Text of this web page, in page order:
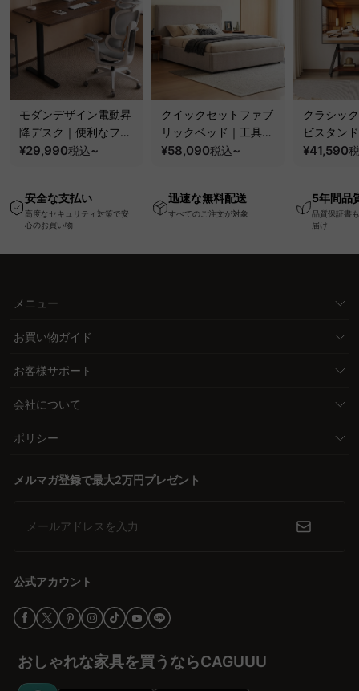
モダンデザイン電動昇
降デスク｜便利なフッ
ク・コンセント・
ー機能搭載ワークデス
ク
¥29,990税込~
クイックセットファブ
リックベッド｜工具不
要で組み立てられるク
¥58,090税込~
クラシッ
ビスタン
100kgの
¥41,590
安全な支払い
高度なセキュリティ対策で安
心のお買い物
迅速な無料配送
すべてのご注文が対象
5年間品
品質保証書
届け
メニュー
お買い物ガイド
お客様サポート
会社について
ポリシー
メルマガ登録で最大2万円プレゼント
メールアドレスを入力
公式アカウント
おしゃれな家具を買うならCAGUUU